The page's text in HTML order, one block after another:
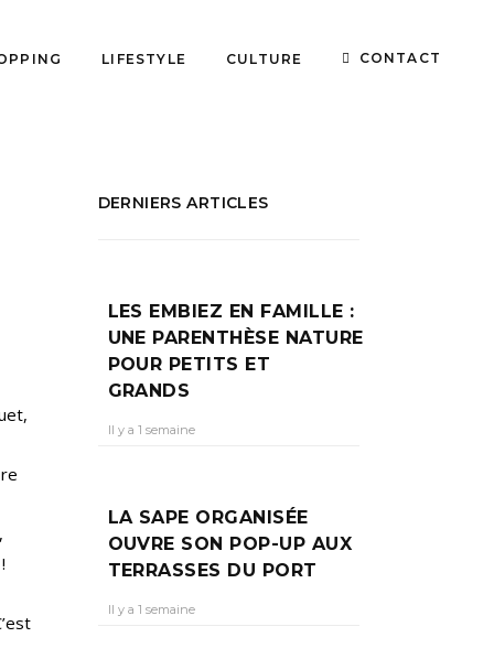
LIFESTYLE CULTURE CONTACT
DERNIERS ARTICLES
LES EMBIEZ EN FAMILLE :
UNE PARENTHÈSE NATURE
POUR PETITS ET
GRANDS
Il y a 1 semaine
LA SAPE ORGANISÉE
OUVRE SON POP-UP AUX
TERRASSES DU PORT
Il y a 1 semaine